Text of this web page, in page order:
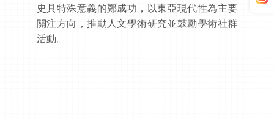
史具特殊意義的鄭成功，以東亞現代性為主要
關注方向，推動人文學術研究並鼓勵學術社群
活動。